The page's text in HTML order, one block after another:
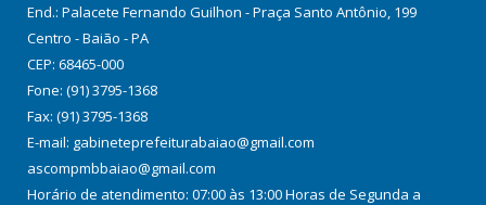
End.: Palacete Fernando Guilhon - Praça Santo Antônio, 199
Centro - Baião - PA
CEP: 68465-000
Fone: (91) 3795-1368
Fax: (91) 3795-1368
E-mail: gabineteprefeiturabaiao@gmail.com
ascompmbbaiao@gmail.com
Horário de atendimento: 07:00 às 13:00 Horas de Segunda a